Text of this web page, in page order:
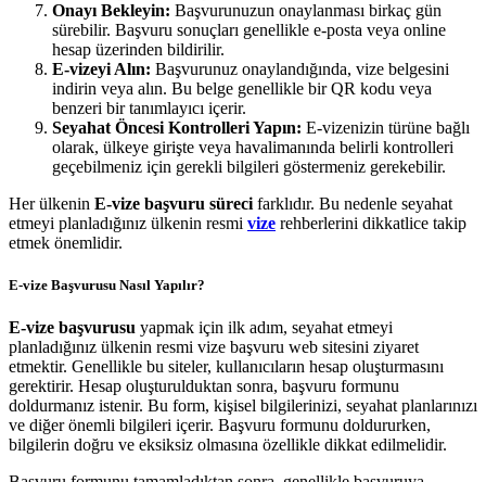
Onayı Bekleyin: Başvurunuzun onaylanması birkaç gün
sürebilir. Başvuru sonuçları genellikle e-posta veya online
hesap üzerinden bildirilir.
E-vizeyi Alın: Başvurunuz onaylandığında, vize belgesini
indirin veya alın. Bu belge genellikle bir QR kodu veya
benzeri bir tanımlayıcı içerir.
Seyahat Öncesi Kontrolleri Yapın: E-vizenizin türüne bağlı
olarak, ülkeye girişte veya havalimanında belirli kontrolleri
geçebilmeniz için gerekli bilgileri göstermeniz gerekebilir.
Her ülkenin E-vize başvuru süreci farklıdır. Bu nedenle seyahat
etmeyi planladığınız ülkenin resmi vize rehberlerini dikkatlice takip
etmek önemlidir.
E-vize Başvurusu Nasıl Yapılır?
E-vize başvurusu yapmak için ilk adım, seyahat etmeyi
planladığınız ülkenin resmi vize başvuru web sitesini ziyaret
etmektir. Genellikle bu siteler, kullanıcıların hesap oluşturmasını
gerektirir. Hesap oluşturulduktan sonra, başvuru formunu
doldurmanız istenir. Bu form, kişisel bilgilerinizi, seyahat planlarınızı
ve diğer önemli bilgileri içerir. Başvuru formunu doldururken,
bilgilerin doğru ve eksiksiz olmasına özellikle dikkat edilmelidir.